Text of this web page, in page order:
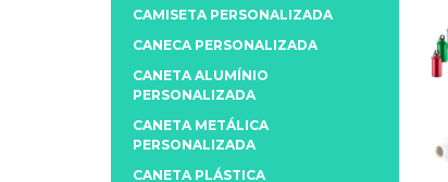
CAMISETA PERSONALIZADA
CANECA PERSONALIZADA
CANETA ALUMÍNIO
PERSONALIZADA
CANETA METÁLICA
PERSONALIZADA
CANETA PLÁSTICA